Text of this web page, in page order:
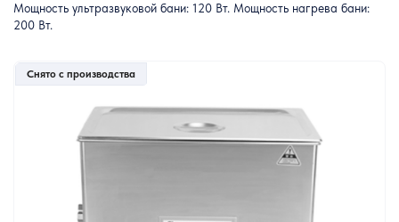
Мощность ультразвуковой бани: 120 Вт. Мощность нагрева бани:
200 Вт.
Снято с производства